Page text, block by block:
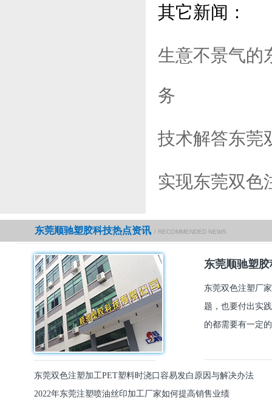
其它新闻：
生意不景气的
务
技术解答东莞
实现东莞双色
东莞顺驰塑胶科技热点资讯 / RECOMMENDED NEWS
东莞顺驰塑
东莞双色注塑厂
题，也要付出实
的都需要有一定
东莞双色注塑加工PET塑料时浇口容易发白原因与解决办法
2022年东莞注塑喷油丝印加工厂家如何提高销售业绩